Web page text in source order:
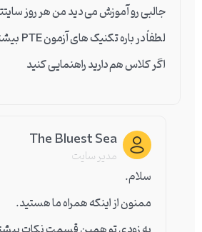
جالبی رو آموزش می دید من هر روز
لطفاً در باره تکنیک های آزمون PTE بیشتر مطلب بذارید.
اگر کلاس هم دارید راهنمایی کنید
The Bluest Sea
مدیر سایت
سلام.
ممنون از اینکه همراه ما هستید.